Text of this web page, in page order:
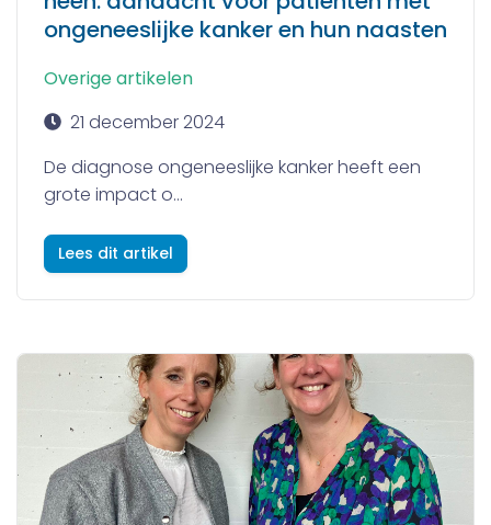
ongeneeslijke kanker en hun naasten
Overige artikelen
21 december 2024
De diagnose ongeneeslijke kanker heeft een
grote impact o...
Lees dit artikel